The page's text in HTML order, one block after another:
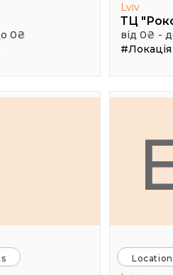
0₴
Lviv
ТЦ
від 0₴ -
#Локація